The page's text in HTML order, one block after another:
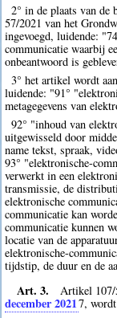
2° in de plaats van de
57/2021 van het
ingevoegd, luidende:
communicatie waarbij
onbeantwoord is
3° het artikel wordt
luidende: "91°
metagegevens van
92° "inhoud van
uitgewisseld door
name tekst, spraak,
93° "elektronische-
verwerkt in een
transmissie, de
elektronische
communicatie kan
communicatie kunnen
locatie van de
elektronische-
tijdstip, de duur en de
Art. 3. Artikel 107/
december 20217,